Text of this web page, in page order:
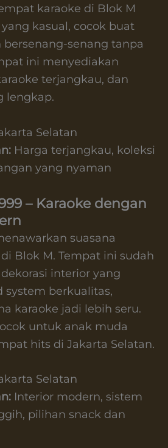
karaoke di Blok M
kasual, cocok buat
senang tanpa
ini menyediakan
terjangkau, dan
lengkap.
Selatan
Harga terjangkau, koleksi
yang nyaman
– Karaoke dengan
suasana
Blok M. Tempat ini sudah
interior yang
system berkualitas,
karaoke jadi lebih seru.
untuk anak muda
hits di Jakarta Selatan.
Selatan
Interior modern, sistem
pilihan snack dan